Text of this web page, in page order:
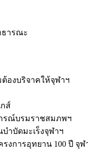
ธารณะ
ต้องบริจาคให้จุฬาฯ
ส์
รณ์บรมราชสมภพฯ
ำบัดมะเร็งจุฬาฯ
รงการอุทยาน 100 ปี จุ